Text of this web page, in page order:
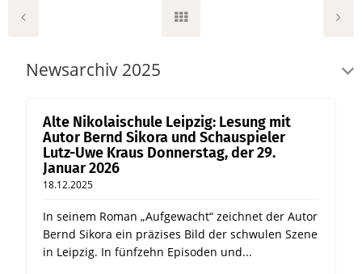
Newsarchiv 2025
Alte Nikolaischule Leipzig: Lesung mit
Autor Bernd Sikora und Schauspieler
Lutz-Uwe Kraus Donnerstag, der 29.
Januar 2026
18.12.2025
In seinem Roman „Aufgewacht“ zeichnet der Autor
Bernd Sikora ein präzises Bild der schwulen Szene
in Leipzig. In fünfzehn Episoden und...